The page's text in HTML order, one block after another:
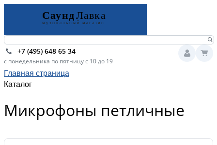
+7 (495) 648 65 34
с понедельника по пятницу с 10 до 19
Главная страница
Каталог
Микрофоны петличные